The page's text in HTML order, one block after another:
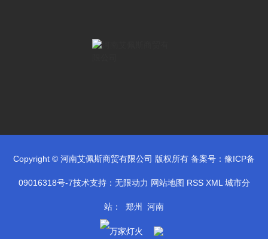
Copyright © 河南艾佩斯商贸有限公司 版权所有 备案号： 豫ICP备
09016318号-7技术支持： 无限动力 网站地图 RSS XML 城市分
站 ： 郑州 河南